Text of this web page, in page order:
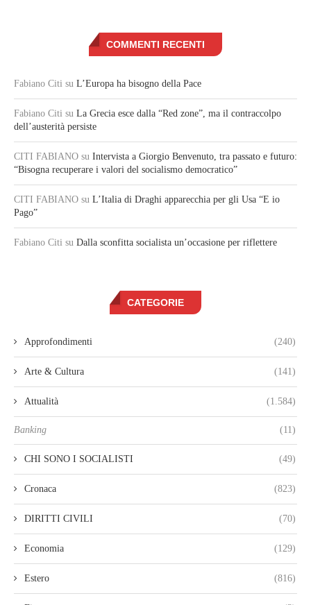
COMMENTI RECENTI
Fabiano Citi su L’Europa ha bisogno della Pace
Fabiano Citi su La Grecia esce dalla “Red zone”, ma il contraccolpo
dell’austerità persiste
CITI FABIANO su Intervista a Giorgio Benvenuto, tra passato e futuro:
“Bisogna recuperare i valori del socialismo democratico”
CITI FABIANO su L’Italia di Draghi apparecchia per gli Usa “E io
Pago”
Fabiano Citi su Dalla sconfitta socialista un’occasione per riflettere
CATEGORIE
Approfondimenti (240)
Arte & Cultura (141)
Attualità (1.584)
Banking (11)
CHI SONO I SOCIALISTI (49)
Cronaca (823)
DIRITTI CIVILI (70)
Economia (129)
Estero (816)